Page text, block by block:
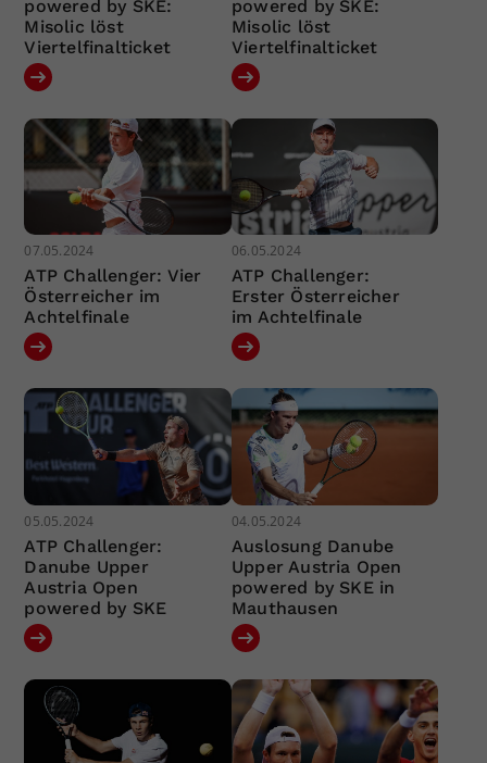
powered by SKE:
Misolic löst
Viertelfinalticket
powered by SKE:
Misolic löst
Viertelfinalticket
07.05.2024
ATP Challenger: Vier
Österreicher im
Achtelfinale
06.05.2024
ATP Challenger:
Erster Österreicher
im Achtelfinale
05.05.2024
ATP Challenger:
Danube Upper
Austria Open
powered by SKE
04.05.2024
Auslosung Danube
Upper Austria Open
powered by SKE in
Mauthausen